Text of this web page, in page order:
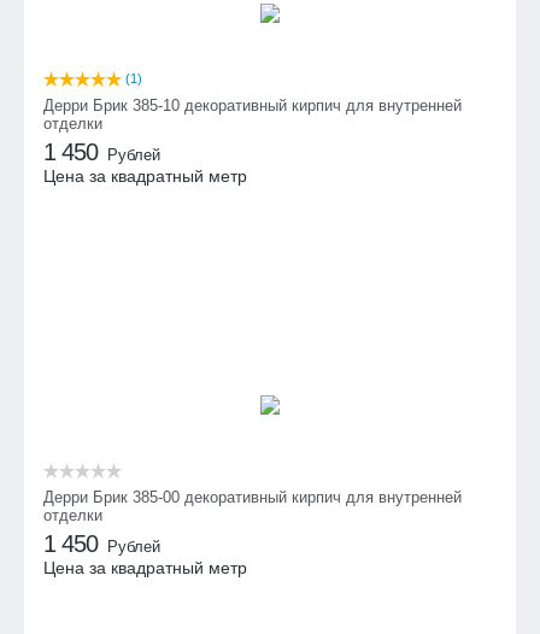
(1)
Дерри Брик 385-10 декоративный кирпич для внутренней
отделки
1 450 Рублей
Цена за квадратный метр
Дерри Брик 385-00 декоративный кирпич для внутренней
отделки
1 450 Рублей
Цена за квадратный метр